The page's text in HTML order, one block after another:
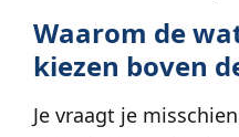
Waarom de
kiezen boven
Je vraagt je